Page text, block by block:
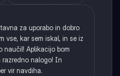
za uporabo in dobro
vse, kar sem iskal, in se iz
naučil! Aplikacijo bom
nalogo! In
vir navdiha.